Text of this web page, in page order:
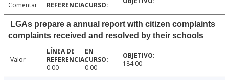
Comentar
LGAs prepare a annual report with citizen complaints
complaints received and resolved by their schools
Valor
0.00
0.00 184.00